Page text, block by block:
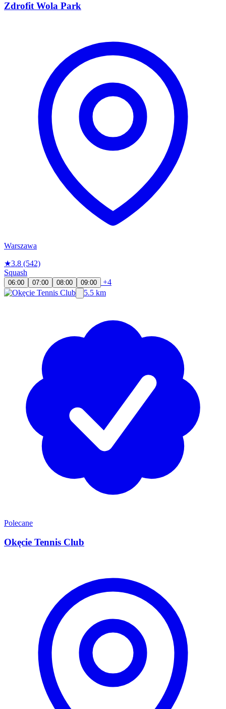
Zdrofit Wola Park
Warszawa
★3.8 (542)
Squash
06:00 07:00 08:00 09:00
+4
5.5 km
Polecane
Okęcie Tennis Club